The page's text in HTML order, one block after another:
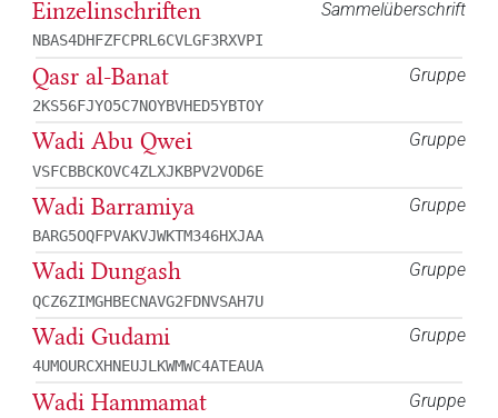
Sammelüberschrift
Einzelinschriften
NBAS4DHFZFCPRL6CVLGF3RXVPI
Gruppe
Qasr al-Banat
2KS56FJYO5C7NOYBVHED5YBTOY
Gruppe
Wadi Abu Qwei
VSFCBBCKOVC4ZLXJKBPV2VOD6E
Gruppe
Wadi Barramiya
BARG5OQFPVAKVJWKTM346HXJAA
Gruppe
Wadi Dungash
QCZ6ZIMGHBECNAVG2FDNVSAH7U
Gruppe
Wadi Gudami
4UMOURCXHNEUJLKWMWC4ATEAUA
Gruppe
Wadi Hammamat